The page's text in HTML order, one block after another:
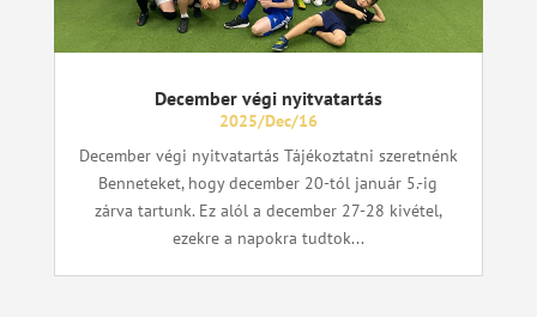
December végi nyitvatartás
2025/Dec/16
December végi nyitvatartás Tájékoztatni szeretnénk
Benneteket, hogy december 20-tól január 5.-ig
zárva tartunk. Ez alól a december 27-28 kivétel,
ezekre a napokra tudtok...